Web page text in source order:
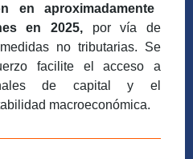
en aproximadamente
en 2025, por vía de
no tributarias. Se
facilite el acceso a
de capital y el
macroeconómica.